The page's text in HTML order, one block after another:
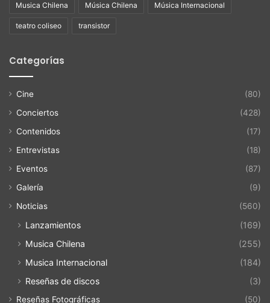
Musica Chilena Música Chilena Música Internacional
teatro coliseo transistor
Categorías
Cine
(80)
Conciertos
(428)
Contenidos
(17)
Entrevistas
(18)
Eventos
(87)
Galería
(9)
Noticias
(560)
Lanzamientos
(169)
Musica Chilena
(255)
Musica Internacional
(184)
Reseñas de discos
(3)
Reseñas Fotográficas (50)